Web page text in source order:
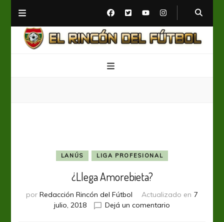
LANÚS LIGA PROFESIONAL
¿Llega Amorebieta?
por Redacción Rincón del Fútbol Actualizado en 7
julio, 2018
Dejá un comentario